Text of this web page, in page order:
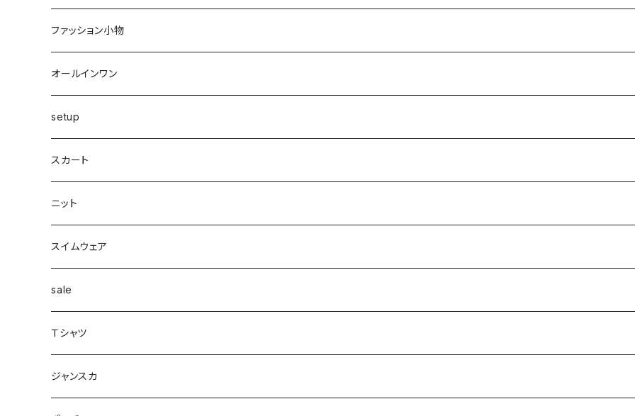
ニットトップス
異素材
カシミヤ
ベスト
変形
カーディガン付き
カーディガン
タートルネック
配色
ボンディング
シアー
リブ
変形
ベスト
ニット
キャミワンピース
ロング
Tシャツマキシ
シャツ
カットソー
カシュクール
ベスト
スカート
ロングコート
カーディガン
ロングシャツ
フェザーダウン
ダウン
コート
woolコート
パイピング
フェイクレザー
ジョガー
スパッツ・レギンス・タイツ
ハイウエスト
ワイド
ニット
スキニー
テーパード
配色
リブ
スウェット
カゴbag
肩掛け
clear
デザインbag
エコ
スニーカー
パンプス
サンダル
ピアス・イヤリング
ピアス
リング
リング
ブレス・アンクレット
ネックレス
ヘアーピン
ヘアーゴム
イヤカフ
ファッション小物
帽子
巻き物
ソックス
財布
ベルト
オールインワン
setup
Top's
スカート
pants
スカート
スリット
ジャンク
ニット
スイムウェア
sale
Ｔシャツ
ジャンスカ